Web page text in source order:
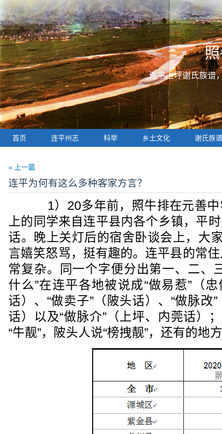
连平上坪谢氏族谱
首页 连平州志 科举 乡土文化 谢氏族谱
« 上一篇
连平为何有这么多种客家方言？
1）20多年前，照牛排在元善中
上的同学来自连平县内各个乡镇，平
话。晚上关灯后的宿舍卧谈会上，大
言嬉笑怒骂，挺有趣的。连平县的常
常复杂。同一个字便分出第一、二、
什么”在连平各地被说成“做易惹”（
话）、“做卖子”（陂头话）、“做脉改
话）以及“做脉介”（上坪、内莞话）
“牛靓”，陂头人说“榜拽靓”，还有的地